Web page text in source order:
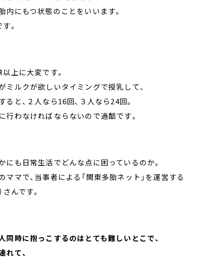
内にもつ状態のことをいいます。
。
以上に大変です。
ミルクが欲しいタイミングで授乳して、
と、２人なら16回、３人なら24回。
行わなければならないので過酷です。
にも日常生活でどんな点に困っているのか。
マで、当事者による「関東多胎ネット」を運営する
んです。
同時に抱っこするのはとても難しいとこで、
れて、